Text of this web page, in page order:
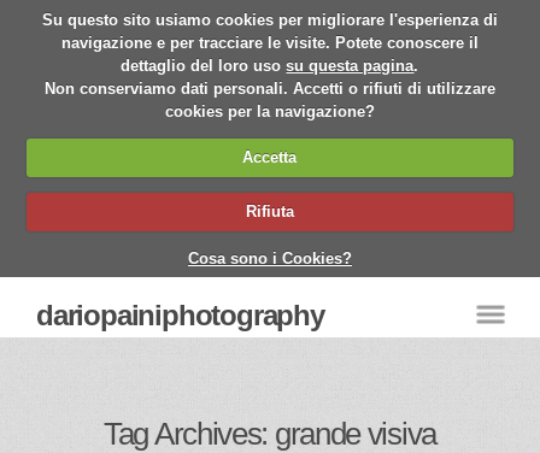
Su questo sito usiamo cookies per migliorare l'esperienza di
navigazione e per tracciare le visite. Potete conoscere il
dettaglio del loro usosu questa pagina.
Non conserviamo dati personali. Accetti o rifiuti di utilizzare
cookies per la navigazione?
Accetta
Rifiuta
Cosa sono i Cookies?
dariopainiphotography
Tag Archives: grande visiva